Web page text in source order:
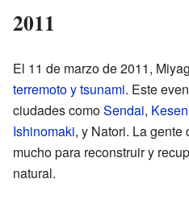
2011
El 11 de marzo de 2011,
terremoto y tsunami. Este
ciudades comoSendai,
Ishinomaki, y Natori. La
mucho para reconstruir y
natural.